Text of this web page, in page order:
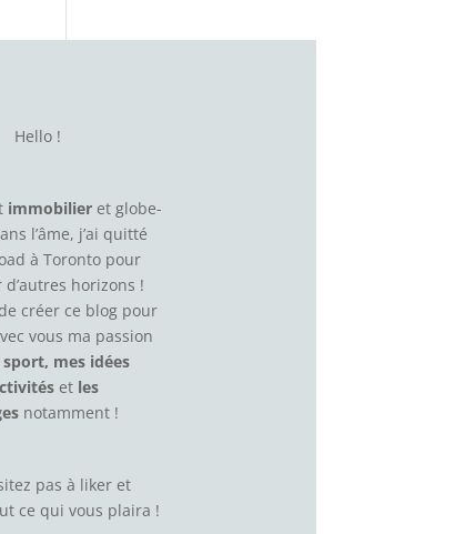
Hello !
immobilieret globe-
l’âme, j’ai quitté
à Toronto pour
horizons !
de créer ce blog pour
vous ma passion
sport, mes idées
et les
notamment !
pas à likeret
ce qui vous plaira !